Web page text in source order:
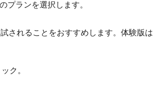
プランを選択します。
されることをおすすめします。体験版は